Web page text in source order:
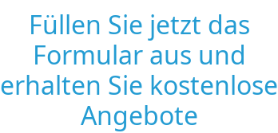
Füllen Sie jetzt das
Formular aus und
erhalten Sie kostenlose
Angebote